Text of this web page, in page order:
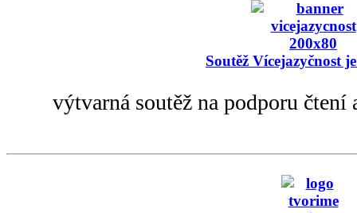
Soutěž Vícejazyčnost
výtvarná soutěž na podporu